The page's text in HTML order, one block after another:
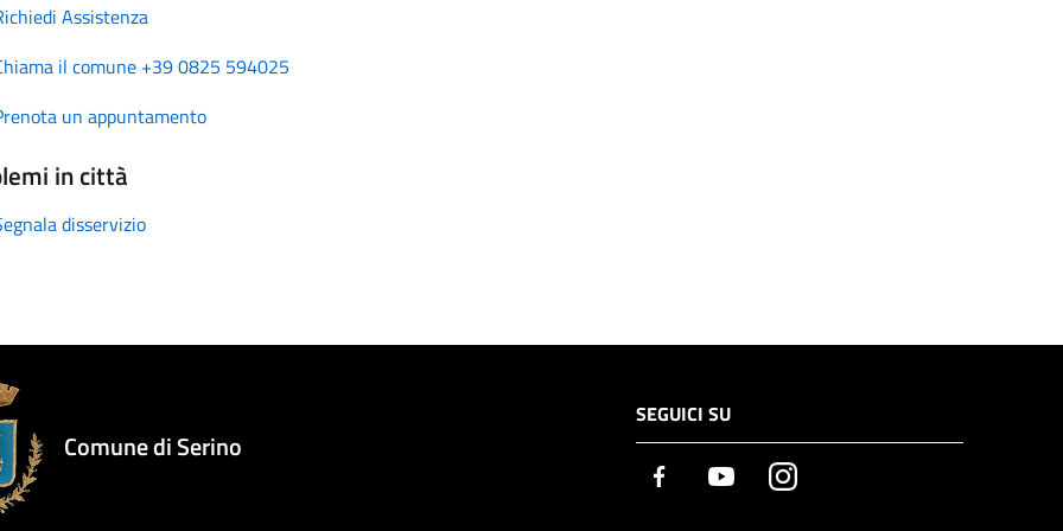
Assistenza
il comune +39 0825 594025
un appuntamento
in città
disservizio
Comune di Serino
SEGUICI SU
Facebook YoutubeInstagram